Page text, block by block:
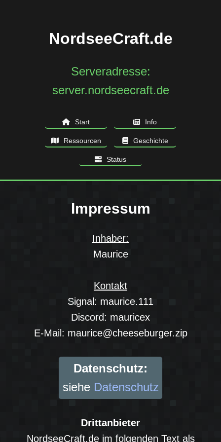
NordseeCraft.de
Serveradresse:
server.nordseecraft.de
Start Info
Ressourcen Geschichte
Status
Impressum
Inhaber:
Maurice
Kontakt
Signal: maurice.111
Discord: mauricex
E-Mail: maurice@cheeseburger.zip
Datenschutz:
siehe Datenschutz
Drittanbieter
NordseeCraft.de im folgenden Text als